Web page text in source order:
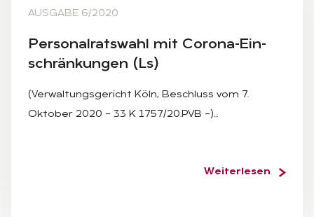
AUSGABE 6/2020
Per­so­nal­rats­wahl mit Co­ro­na-Ein­
schrän­kun­gen (Ls)
(Verwaltungsgericht Köln, Beschluss vom 7.
Oktober 2020 – 33 K 1757/20.PVB –)…
Weiterlesen